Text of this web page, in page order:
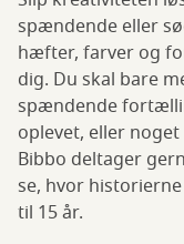
spændende eller
hæfter, farver og
dig. Du skal bare
spændende
oplevet, eller
Bibbo deltager
se, hvor
til 15 år.